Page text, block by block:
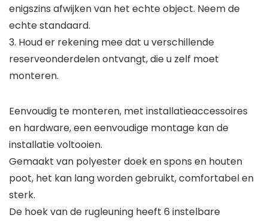
enigszins afwijken van het echte object. Neem de
echte standaard.
3. Houd er rekening mee dat u verschillende
reserveonderdelen ontvangt, die u zelf moet
monteren.
Eenvoudig te monteren, met installatieaccessoires
en hardware, een eenvoudige montage kan de
installatie voltooien.
Gemaakt van polyester doek en spons en houten
poot, het kan lang worden gebruikt, comfortabel en
sterk.
De hoek van de rugleuning heeft 6 instelbare